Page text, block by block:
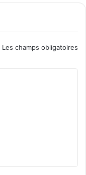
Les champs obligatoires